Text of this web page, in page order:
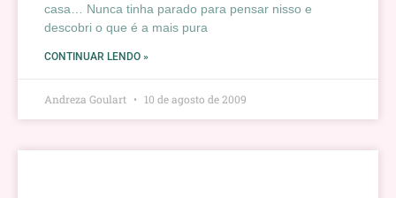
casa… Nunca tinha parado para pensar nisso e
descobri o que é a mais pura
CONTINUAR LENDO »
Andreza Goulart 10 de agosto de 2009